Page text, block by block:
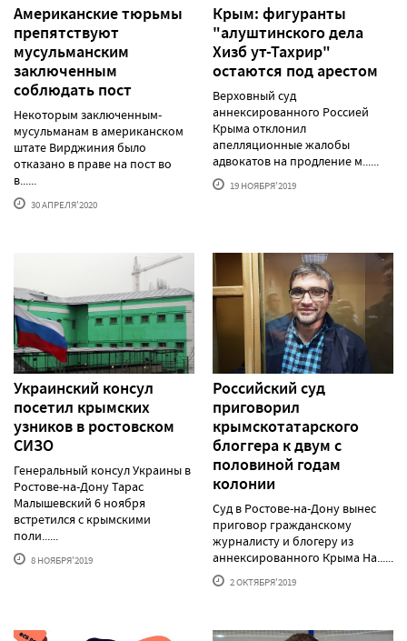
Американские тюрьмы
препятствуют
мусульманским
заключенным
соблюдать пост
Некоторым заключенным-
мусульманам в американском
штате Вирджиния было
отказано в праве на пост во
в......
30 АПРЕЛЯ'2020
Крым: фигуранты
"алуштинского дела
Хизб ут-Тахрир"
остаются под арестом
Верховный суд
аннексированного Россией
Крыма отклонил
апелляционные жалобы
адвокатов на продление м......
19 НОЯБРЯ'2019
Украинский консул
посетил крымских
узников в ростовском
СИЗО
Генеральный консул Украины в
Ростове-на-Дону Тарас
Малышевский 6 ноября
встретился с крымскими
поли......
8 НОЯБРЯ'2019
Российский суд
приговорил
крымскотатарского
блоггера к двум с
половиной годам
колонии
Суд в Ростове-на-Дону вынес
приговор гражданскому
журналисту и блогеру из
аннексированного Крыма На......
2 ОКТЯБРЯ'2019